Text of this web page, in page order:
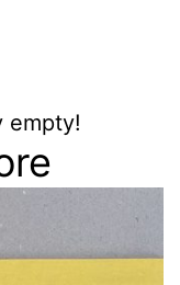
empty!